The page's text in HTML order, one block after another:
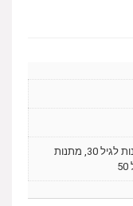
מתנות לגיל 20, מתנות לגיל 30, מתנות